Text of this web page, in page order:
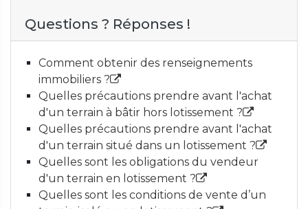
Questions ? Réponses !
Comment obtenir des renseignements
immobiliers ?
Quelles précautions prendre avant l'achat
d'un terrain à bâtir hors lotissement ?
Quelles précautions prendre avant l'achat
d'un terrain situé dans un lotissement ?
Quelles sont les obligations du vendeur
d'un terrain en lotissement ?
Quelles sont les conditions de vente d’un